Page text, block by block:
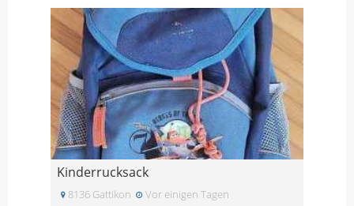
Kinderrucksack
8136 Gattikon Vor einigen Tagen